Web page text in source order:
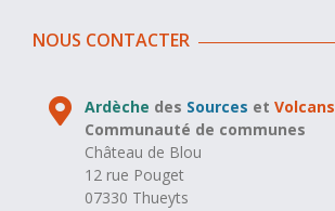
NOUS CONTACTER
Ardèche des Sources etVolcans
Communauté de communes
Château de Blou
12 rue Pouget
07330 Thueyts